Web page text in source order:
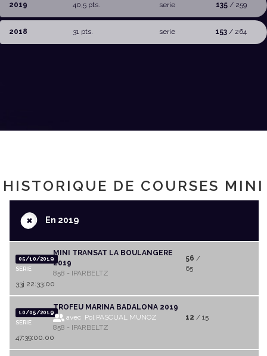
2019 40,5 pts. serie 135/ 259
2018 31 pts. serie 153 / 264
HISTORIQUE DE COURSES MINI
+En 2019
05/10/2019
SERIE
MINI TRANSAT LA BOULANGERE
2019
858 - IPARBELTZ
56 /
65
33j 22:33:00
10/05/2019
SERIE
TROFEU MARINA BADALONA 2019
avec Pol PASCUAL MUNOZ
858 - IPARBELTZ
12 / 15
47:39:00.00